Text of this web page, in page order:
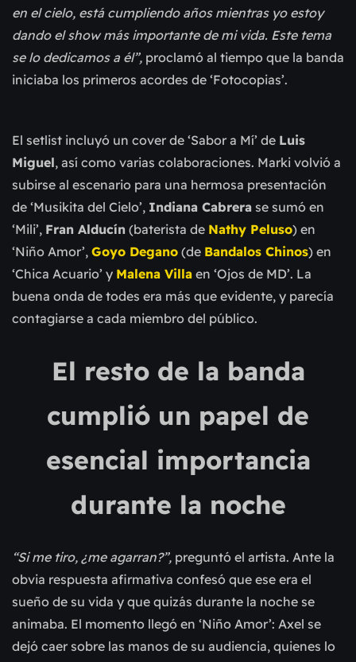
en el cielo, está cumpliendo años mientras yo estoy
dando el show más importante de mi vida. Este tema
se lo dedicamos a él”, proclamó al tiempo que la banda
iniciaba los primeros acordes de ‘Fotocopias’.
El setlist incluyó un cover de ‘Sabor a Mí’ de Luis
Miguel, así como varias colaboraciones. Marki volvió a
subirse al escenario para una hermosa presentación
de ‘Musikita del Cielo’, Indiana Cabrera se sumó en
‘Mili’, Fran Alducín (baterista de Nathy Peluso) en
‘Niño Amor’, Goyo Degano (de Bandalos Chinos) en
‘Chica Acuario’ y Malena Villa en ‘Ojos de MD’. La
buena onda de todes era más que evidente, y parecía
contagiarse a cada miembro del público.
El resto de la banda
cumplió un papel de
esencial importancia
durante la noche
“Si me tiro, ¿me agarran?”, preguntó el artista. Ante la
obvia respuesta afirmativa confesó que ese era el
sueño de su vida y que quizás durante la noche se
animaba. El momento llegó en ‘Niño Amor’: Axel se
dejó caer sobre las manos de su audiencia, quienes lo